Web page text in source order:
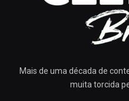
Mais de uma década de
muita torcida